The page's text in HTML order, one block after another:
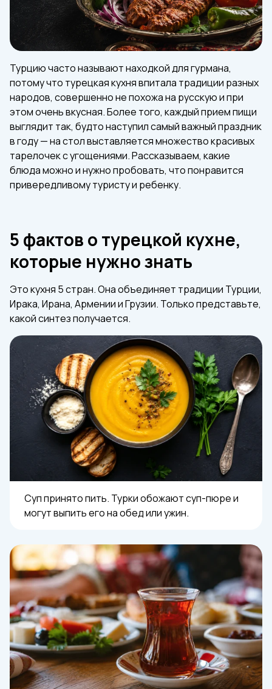
Турцию часто называют находкой для гурмана,
потому что турецкая кухня впитала традиции разных
народов, совершенно не похожа на русскую и при
этом очень вкусная. Более того, каждый прием пищи
выглядит так, будто наступил самый важный праздник
в году — на стол выставляется множество красивых
тарелочек с угощениями. Рассказываем, какие
блюда можно и нужно пробовать, что понравится
привередливому туристу и ребенку.
5 фактов о турецкой кухне,
которые нужно знать
Это кухня 5 стран. Она объединяет традиции Турции,
Ирака, Ирана, Армении и Грузии. Только представьте,
какой синтез получается.
Суп принято пить. Турки обожают суп-пюре и
могут выпить его на обед или ужин.